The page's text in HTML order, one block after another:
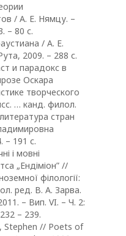
/ А. Е. Нямцу. –
– 80 с.
/ А. Е.
2009. – 288 с.
и парадокс в
Оскара
творческого
… канд. филол.
стран
– 191 с.
і мовні
„Ендіміон” //
філології:
ред. В. А. Зарва.
– Вип. VI. – Ч. 2:
– 239.
Stephen // Poets of